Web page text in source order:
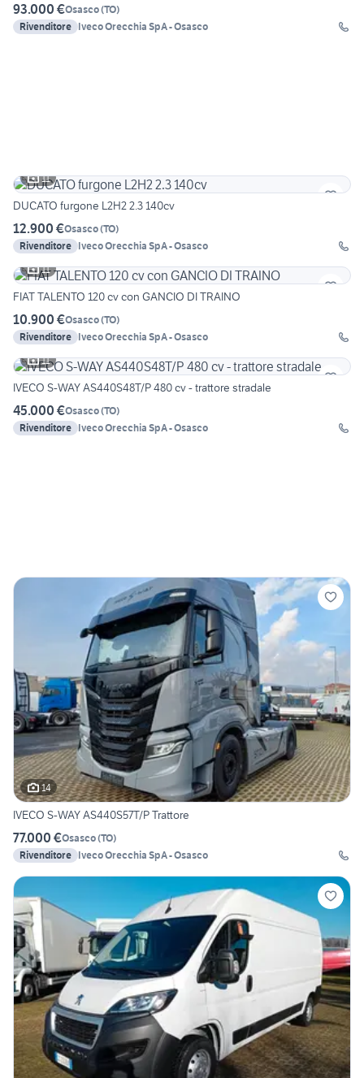
93.000 €Osasco(TO)
Rivenditore Iveco Orecchia SpA - Osasco
11
DUCATO furgone L2H2 2.3 140cv
12.900 €Osasco(TO)
Rivenditore Iveco Orecchia SpA - Osasco
11
FIAT TALENTO 120 cv con GANCIO DI TRAINO
10.900 €Osasco(TO)
Rivenditore Iveco Orecchia SpA - Osasco
11
IVECO S-WAY AS440S48T/P 480 cv - trattore stradale
45.000 €Osasco(TO)
Rivenditore Iveco Orecchia SpA - Osasco
14
IVECO S-WAY AS440S57T/P Trattore
77.000 €Osasco(TO)
Rivenditore Iveco Orecchia SpA - Osasco